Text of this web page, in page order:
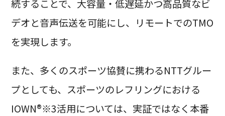
続することで、大容量・低遅延かつ高品質なビ
デオと音声伝送を可能にし、リモートでのTMO
を実現します。
また、多くのスポーツ協賛に携わるNTTグルー
プとしても、スポーツのレフリングにおける
IOWN®※3活用については、実証ではなく本番